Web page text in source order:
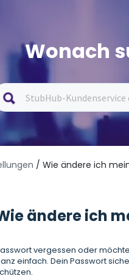
Wonach
/ Wie ändere ich
ändere ich
vergessen oder
einfach. Dein Passwort